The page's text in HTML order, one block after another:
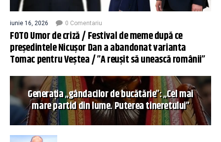
iunie 16, 2026 0 Comentariu
FOTO Umor de criză / Festival de meme după ce
președintele Nicușor Dan a abandonat varianta
Tomac pentru Veștea / ”A reușit să unească românii”
Generația „gândacilor de bucătărie”: „Cel mai
mare partid din lume. Puterea tineretului”